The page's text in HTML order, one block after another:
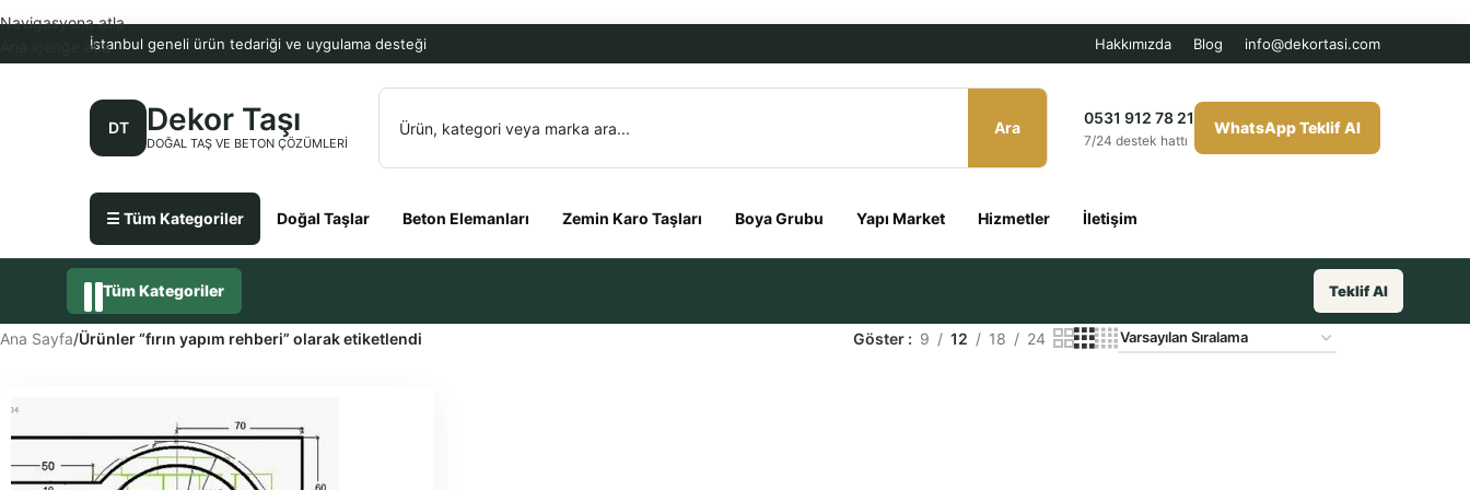
İstanbul geneli ürün tedariği ve uygulama desteği Hakkımızda Blog info@dekortasi.com
DT Dekor Taşı
DOĞAL TAŞ VE BETON ÇÖZÜMLERI
Ara
0531 912 78 21
7/24 destek hattı
WhatsApp Teklif Al
☰ Tüm Kategoriler Doğal Taşlar Beton Elemanları Zemin Karo Taşları Boya Grubu Yapı Market Hizmetler İletişim
Navigasyona atla
Ana içeriğe atla
Tüm Kategoriler Teklif Al
Ana Sayfa/Ürünler “fırın yapım rehberi” olarak etiketlendi Göster 9 12 18 24